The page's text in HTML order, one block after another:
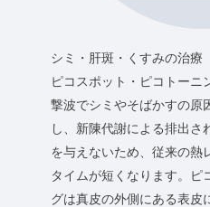
シミ・肝斑・くすみの治療
ピコスポット・ピコトーニ
撃波でシミやそばかすの原
し、新陳代謝による排出さ
を与えないため、従来の熱
タイムが短くなります。ピ
グは真皮の外側にある表皮